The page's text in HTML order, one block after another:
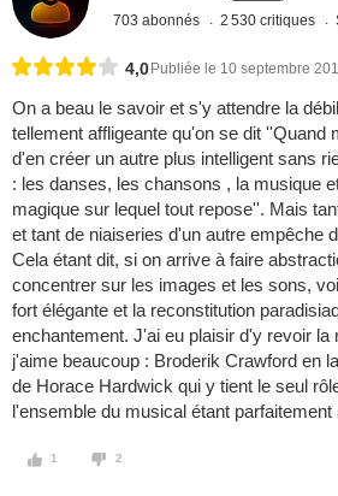
703 abonnés 2 530 critiques
4,0 Publiée le 10 septembre
On a beau le savoir et s'y attendre la
tellement affligeante qu'on se dit ''Quand
d'en créer un autre plus intelligent sans
: les danses, les chansons , la musique
magique sur lequel tout repose''. Mais
et tant de niaiseries d'un autre empêche
Cela étant dit, si on arrive à faire
concentrer sur les images et les sons,
fort élégante et la reconstitution
enchantement. J'ai eu plaisir d'y revoir la
j'aime beaucoup : Broderik Crawford en
de Horace Hardwick qui y tient le seul
l'ensemble du musical étant parfaitement
1 2